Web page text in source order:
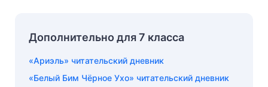
Дополнительно для 7 класса
«Ариэль» читательский дневник
«Белый Бим Чёрное Ухо» читательский дневник